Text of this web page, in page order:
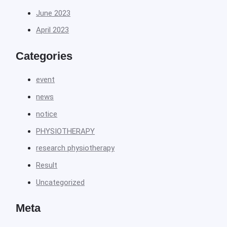
June 2023
April 2023
Categories
event
news
notice
PHYSIOTHERAPY
research physiotherapy
Result
Uncategorized
Meta